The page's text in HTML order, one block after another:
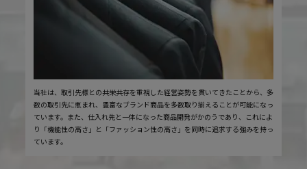
当社は、取引先様との共栄共存を重視した経営姿勢を貫いてきたことから、多
数の取引先に恵まれ、豊富なブランド商品を多数取り揃えることが可能になっ
ています。また、仕入れ先と一体になった商品開発がかのうであり、これによ
り「機能性の高さ」と「ファッション性の高さ」を同時に追求する強みを持っ
ています。